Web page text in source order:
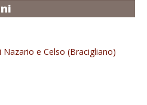
Nazario e Celso (Bracigliano)